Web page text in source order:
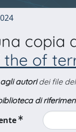
copia
of
autoridei file
di